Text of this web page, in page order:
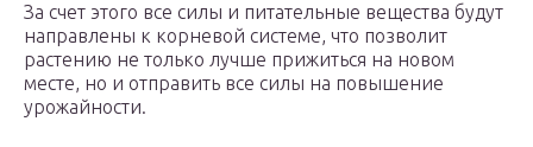
За счет этого все силы и питательные вещества будут
направлены к корневой системе, что позволит
растению не только лучше прижиться на новом
месте, но и отправить все силы на повышение
урожайности.